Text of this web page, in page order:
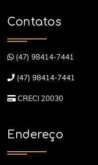
Contatos
(47) 98414-7441
(47) 98414-7441
CRECI 20030
Endereço